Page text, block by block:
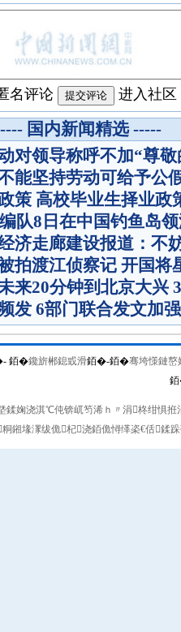
名评论 进入社区
国内新闻精选 -----
对领导称呼不加“尊敬
能坚持劳动可给予公
策 高校毕业生择业政
队8日在中国钓鱼岛
济走廊建设报道：不
拍渡江侦察记 开国将
来20分钟到北京大兴
发 6部门联合发文加
銆�鑱旂郴鎴戜滑銆�-銆�骞垮憡鏈嶅
鍒婅浇淇℃伅锛屼笉浠ｈ〃涓柊绀惧
粡鎺堟潈绂佹杞浇銆佹憳缂栥€佸鍒